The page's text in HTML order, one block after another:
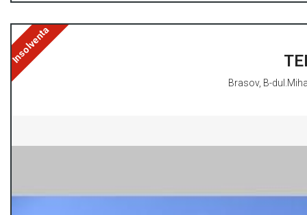
Brasov, B-
Insolventa